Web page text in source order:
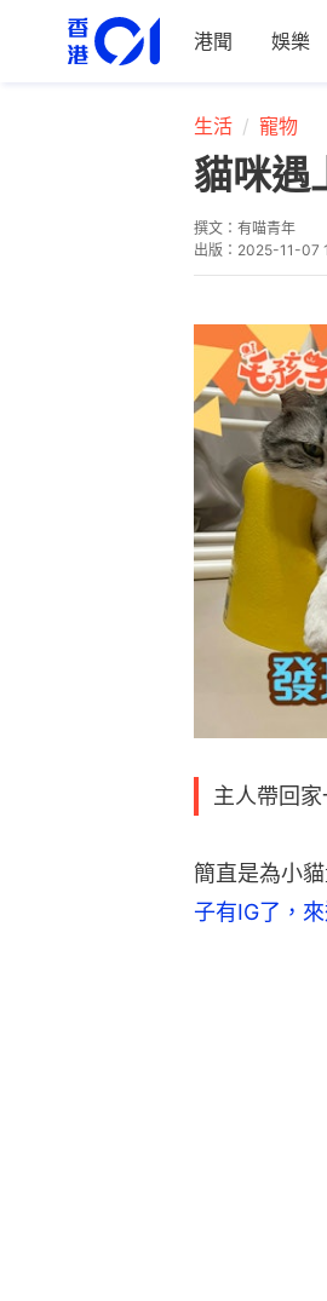
港聞 娛樂
生活 寵物
貓咪遇
撰文： 有喵青年
出版： 2025-11-07
主人帶回
簡直是為小
子有IG了，